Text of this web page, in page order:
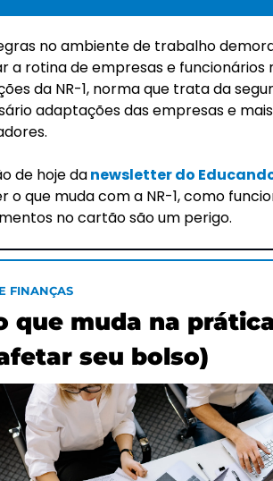
no ambiente de trabalho
a rotina de empresas e funcionários
da NR-1, norma que trata da
adaptações das empresas e
de hoje da newsletter do
o que muda com a NR-1, como
no cartão são um perigo.
FINANÇAS
que muda na
seu bolso)